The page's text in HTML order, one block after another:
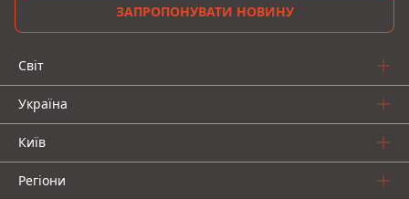
ЗАПРОПОНУВАТИ НОВИНУ
Світ
Україна
Київ
Регіони